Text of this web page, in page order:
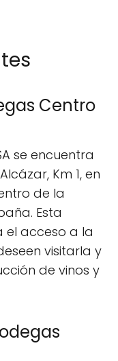
Centro
se encuentra
Km 1, en
de la
Esta
el acceso a la
visitarla y
de vinos y